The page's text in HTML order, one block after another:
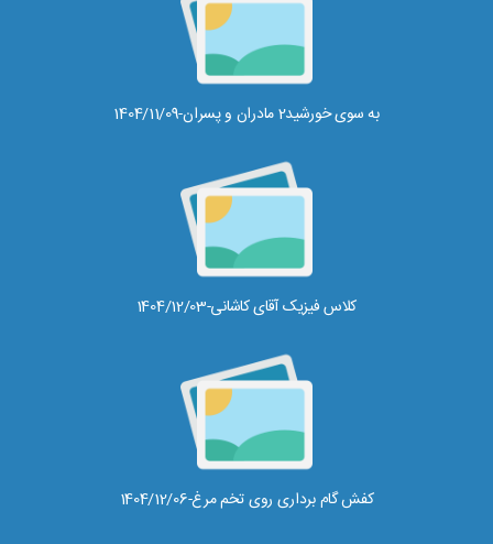
به سوی خورشید2 مادران و پسران-1404/11/09
کلاس فیزیک آقای کاشانی-1404/12/03
کفش گام برداری روی تخم مرغ-1404/12/06